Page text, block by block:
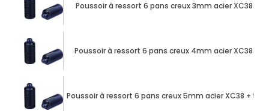
Poussoir à ressort 6 pans creux 3mm acier XC38 +
Poussoir à ressort 6 pans creux 4mm acier XC38 +
Poussoir à ressort 6 pans creux 5mm acier XC38 +